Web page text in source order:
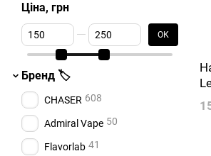
Ціна, грн
От Ціна, грн
До Ціна, грн ОК
Бренд 🏷️
CHASER 608
Admiral Vape 50
Flavorlab 41